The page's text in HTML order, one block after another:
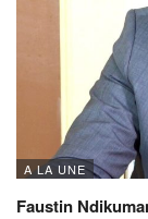
A LA UNE
Faustin